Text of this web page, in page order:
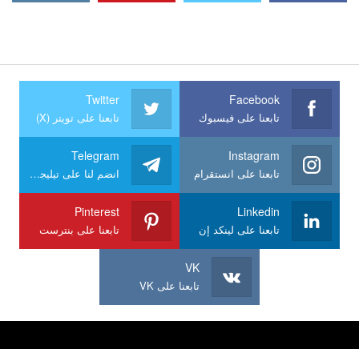
Facebook
تابعنا على فيسبوك
Twitter
تابعنا على تويتر (X)
Instagram
تابعنا على انستقرام
Telegram
انضم لنا على تيليجرام
Linkedin
تابعنا على لينكد إن
Pinterest
تابعنا على بنترست
VK
تابعنا على VK